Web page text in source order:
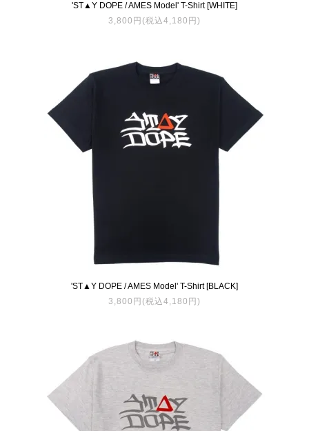
'ST▲Y DOPE / AMES Model' T-Shirt [WHITE]
3,800円(税込4,180円)
'ST▲Y DOPE / AMES Model' T-Shirt [BLACK]
3,800円(税込4,180円)